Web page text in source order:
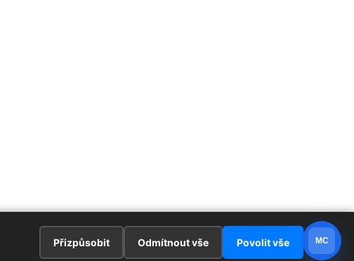
Přizpůsobit Odmítnout vše Povolit vše MC